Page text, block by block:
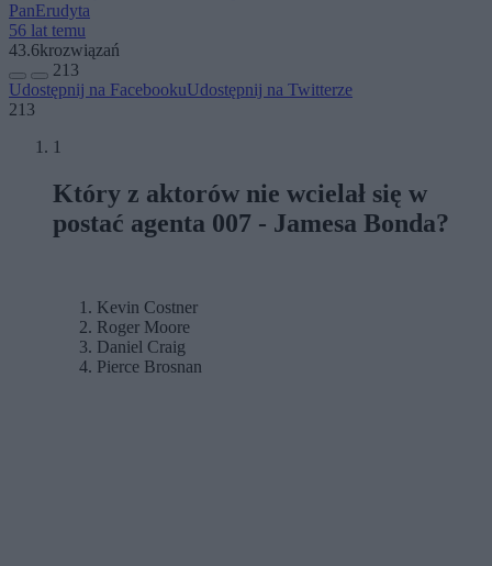
PanErudyta
56 lat temu
43.6krozwiązań
213
Udostępnij na FacebookuUdostępnij na Twitterze
213
1
Który z aktorów nie wcielał się w
postać agenta 007 - Jamesa Bonda?
Kevin Costner
Roger Moore
Daniel Craig
Pierce Brosnan